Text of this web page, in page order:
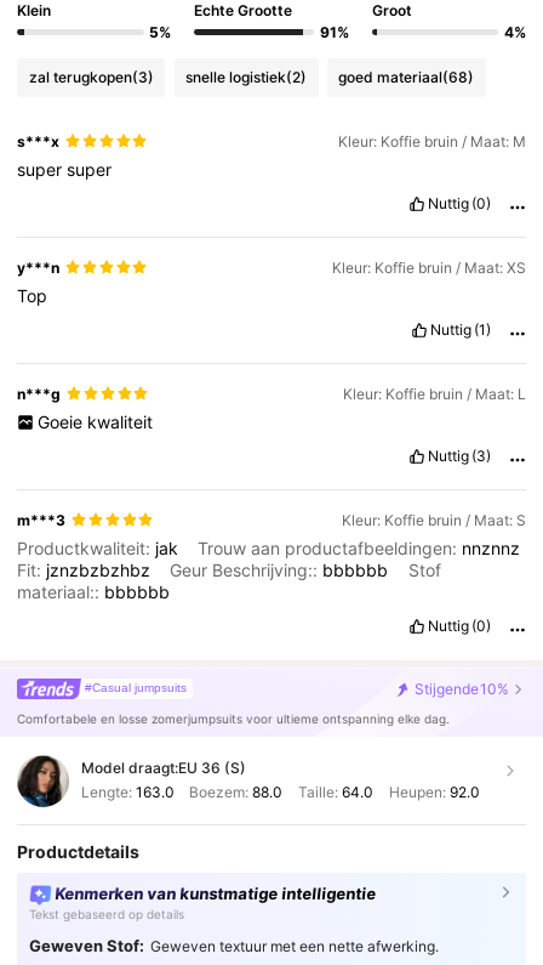
Klein
5%
Echte Grootte
91%
Groot
4%
zal terugkopen(3) snelle logistiek(2) goed materiaal(68)
s***x Kleur: Koffie bruin / Maat: M
supersuper
Nuttig (0)
y***n Kleur: Koffie bruin / Maat: XS
Top
Nuttig (1)
n***g Kleur: Koffie bruin / Maat: L
Goeie kwaliteit
Nuttig (3)
m***3 Kleur: Koffie bruin / Maat: S
Productkwaliteit: jak Trouw aan productafbeeldingen: nnznnz
Fit: jznzbzbzhbz Geur Beschrijving:: bbbbbb
Stof
materiaal:: bbbbbb
Nuttig (0)
#Casual jumpsuits Stijgende10%
Comfortabele en losse zomerjumpsuits voor ultieme ontspanning elke dag.
Model draagt:EU 36 (S)
Lengte: 163.0 Boezem:88.0 Taille: 64.0 Heupen: 92.0
Productdetails
Kenmerken van kunstmatige intelligentie
Tekst gebaseerd op details
Geweven Stof: Geweven textuur met een nette afwerking.